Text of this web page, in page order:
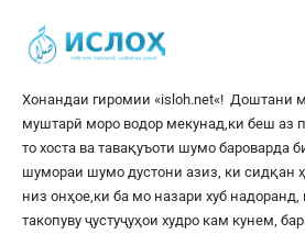
Хонандаи гиромии «isloh.net«! Доштани
муштарӣ моро водор мекунад,ки беш аз
то хоста ва тавақуъоти шумо бароварда
шумораи шумо дустони азиз, ки сидқан
низ онҳое,ки ба мо назари хуб
такопуву ҷустуҷуҳои худро кам кунем,